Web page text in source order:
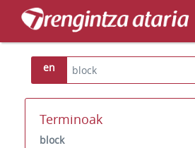
en
Terminoak
block